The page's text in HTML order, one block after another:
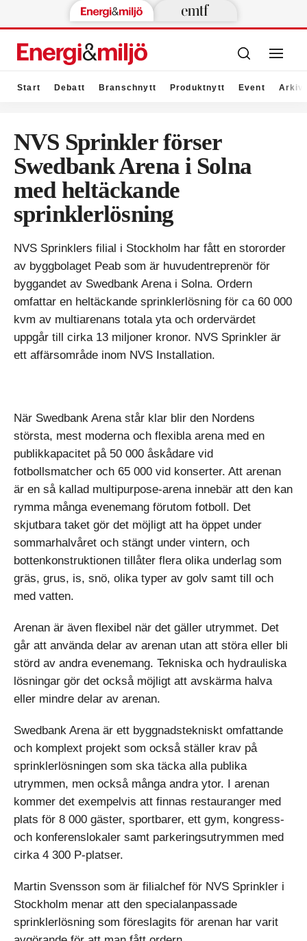
Start Debatt Branschnytt Produktnytt Event Arkiv
NVS Sprinkler förser
Swedbank Arena i Solna
med heltäckande
sprinklerlösning
NVS Sprinklers filial i Stockholm har fått en stororder
av byggbolaget Peab som är huvudentreprenör för
byggandet av Swedbank Arena i Solna. Ordern
omfattar en heltäckande sprinklerlösning för ca 60 000
kvm av multiarenans totala yta och ordervärdet
uppgår till cirka 13 miljoner kronor. NVS Sprinkler är
ett affärsområde inom NVS Installation.
När Swedbank Arena står klar blir den Nordens
största, mest moderna och flexibla arena med en
publikkapacitet på 50 000 åskådare vid
fotbollsmatcher och 65 000 vid konserter. Att arenan
är en så kallad multipurpose-arena innebär att den kan
rymma många evenemang förutom fotboll. Det
skjutbara taket gör det möjligt att ha öppet under
sommarhalvåret och stängt under vintern, och
bottenkonstruktionen tillåter flera olika underlag som
gräs, grus, is, snö, olika typer av golv samt till och
med vatten.
Arenan är även flexibel när det gäller utrymmet. Det
går att använda delar av arenan utan att störa eller bli
störd av andra evenemang. Tekniska och hydrauliska
lösningar gör det också möjligt att avskärma halva
eller mindre delar av arenan.
Swedbank Arena är ett byggnadstekniskt omfattande
och komplext projekt som också ställer krav på
sprinklerlösningen som ska täcka alla publika
utrymmen, men också många andra ytor. I arenan
kommer det exempelvis att finnas restauranger med
plats för 8 000 gäster, sportbarer, ett gym, kongress-
och konferenslokaler samt parkeringsutrymmen med
cirka 4 300 P-platser.
Martin Svensson som är filialchef för NVS Sprinkler i
Stockholm menar att den specialanpassade
sprinklerlösning som föreslagits för arenan har varit